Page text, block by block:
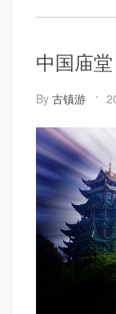
中国庙
By 古镇游